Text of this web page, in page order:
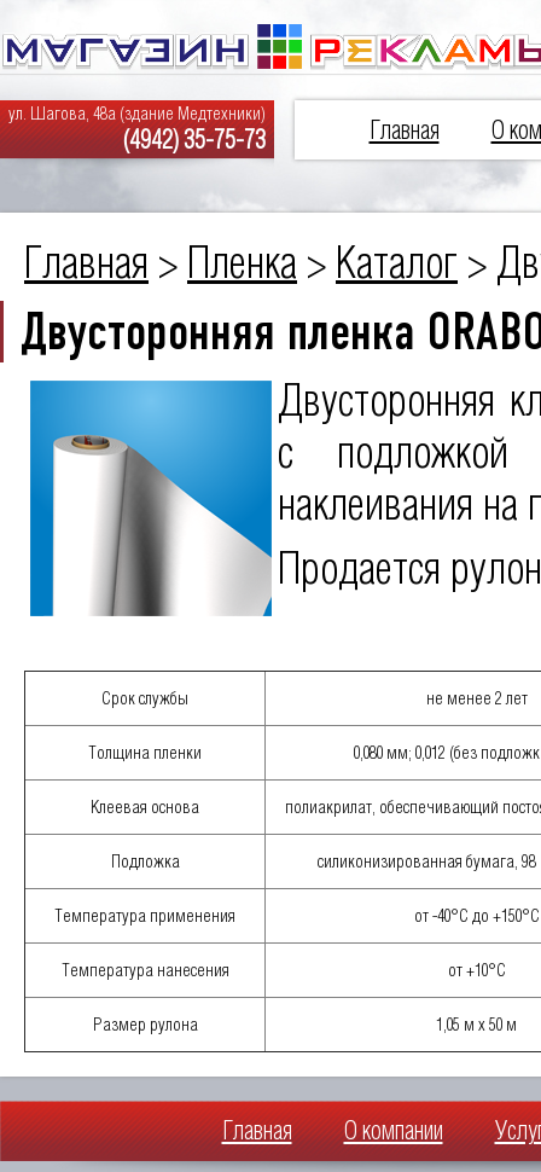
ул. Шагова, 48а (здание Медтехники)
(4942) 35-75-73 Главная О
Главная > Пленка > Каталог >
Двусторонняя пленка
Двусторонняя
с подложкой
наклеивания на
Продается
Срок службы не менее 2 лет
Толщина пленки 0,080 мм; 0,012 (без
Клеевая основа полиакрилат, обеспечивающий
Подложка силиконизированная бумага, 98
Температура применения от -40°С до +150°С
Температура нанесения от +10°С
Размер рулона 1,05 м х 50 м
Главная О компании